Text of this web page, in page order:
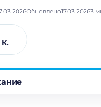
Обновлено17.03.20263
К.